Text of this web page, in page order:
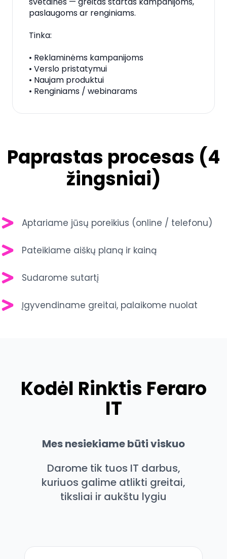
paslaugoms ar renginiams.
Tinka:
• Reklaminėms kampanijoms
• Verslo pristatymui
• Naujam produktui
• Renginiams / webinarams
Paprastas procesas (4
žingsniai)
Aptariame jūsų poreikius (online / telefonu)
Pateikiame aiškų planą ir kainą
Sudarome sutartį
Įgyvendiname greitai, palaikome nuolat
Kodėl Rinktis Feraro
IT
Mes nesiekiame būti viskuo
Darome tik tuos IT darbus,
kuriuos galime atlikti greitai,
tiksliai ir aukštu lygiu